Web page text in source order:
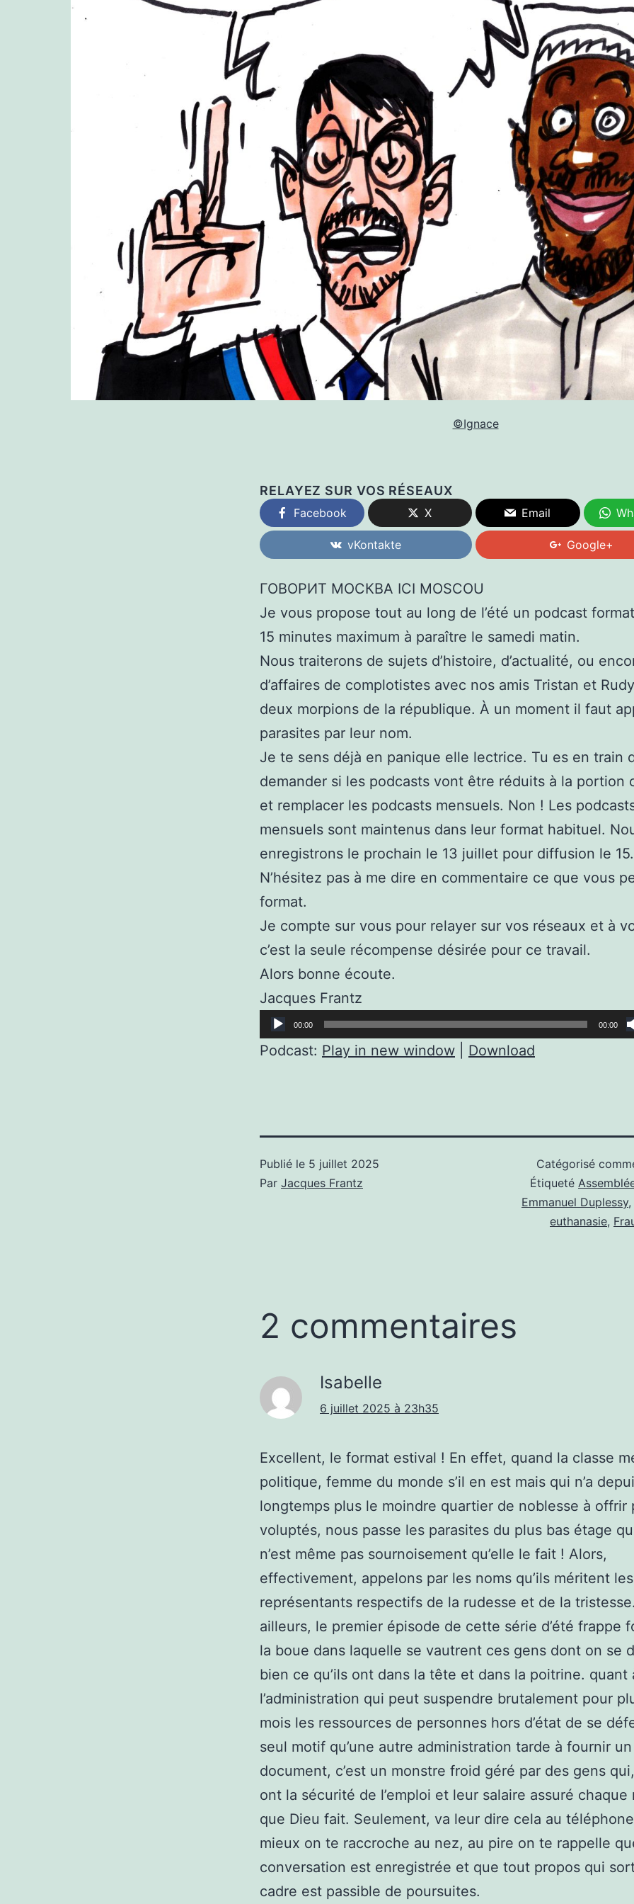
©Ignace
RELAYEZ SUR VOS RÉSEAUX
Facebook X Email
vKontakte Google+
ГОВОРИТ МОСКВА ICI MOSCOU
Je vous propose tout au long de l’été un podcast
15 minutes maximum à paraître le samedi matin.
Nous traiterons de sujets d’histoire, d’actualité, ou
d’affaires de complotistes avec nos amis Tristan et
deux morpions de la république. À un moment il faut
parasites par leur nom.
Je te sens déjà en panique elle lectrice. Tu es en train
demander si les podcasts vont être réduits à la portion
et remplacer les podcasts mensuels. Non ! Les
mensuels sont maintenus dans leur format habituel.
enregistrons le prochain le 13 juillet pour diffusion le 15.
N’hésitez pas à me dire en commentaire ce que vous
format.
Je compte sur vous pour relayer sur vos réseaux et à
c’est la seule récompense désirée pour ce travail.
Alors bonne écoute.
Jacques Frantz
Lecteur
audio
00:00 00:00
Podcast: Play in new window Download
Publié le 5 juillet 2025
Par Jacques Frantz
Catégorisé
Étiqueté
Emmanuel Duplessy,
euthanasie,
2 commentaires
Isabelle
6 juillet 2025 à 23h35
Excellent, le format estival ! En effet, quand la classe
politique, femme du monde s’il en est mais qui n’a
longtemps plus le moindre quartier de noblesse à offrir
voluptés, nous passe les parasites du plus bas étage
n’est même pas sournoisement qu’elle le fait ! Alors,
effectivement, appelons par les noms qu’ils méritent les
représentants respectifs de la rudesse et de la
ailleurs, le premier épisode de cette série d’été frappe
la boue dans laquelle se vautrent ces gens dont on se
bien ce qu’ils ont dans la tête et dans la poitrine. quant
l’administration qui peut suspendre brutalement pour
mois les ressources de personnes hors d’état de se
seul motif qu’une autre administration tarde à fournir un
document, c’est un monstre froid géré par des gens
ont la sécurité de l’emploi et leur salaire assuré chaque
que Dieu fait. Seulement, va leur dire cela au
mieux on te raccroche au nez, au pire on te rappelle
conversation est enregistrée et que tout propos qui
cadre est passible de poursuites.